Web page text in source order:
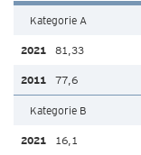
Kategorie A
81,33
77,6
Kategorie B
16,1